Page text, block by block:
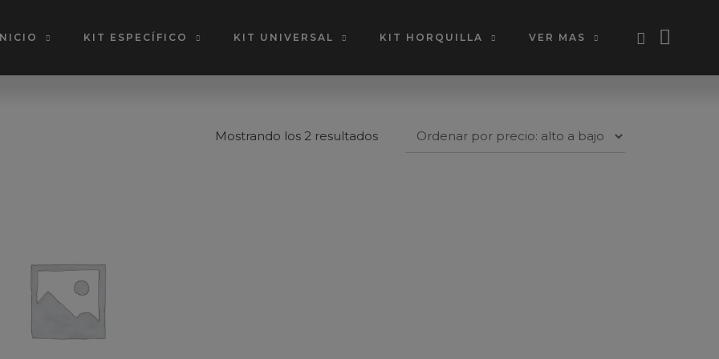
KIT ESPECÍFICO KIT UNIVERSAL KIT HORQUILLA VER MAS
Mostrando los 2 resultadosOrdenado